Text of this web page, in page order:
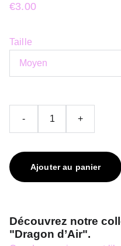
€3.00
Taille
- +
Ajouter au panier
Découvrez notre
"Dragon d’Air".